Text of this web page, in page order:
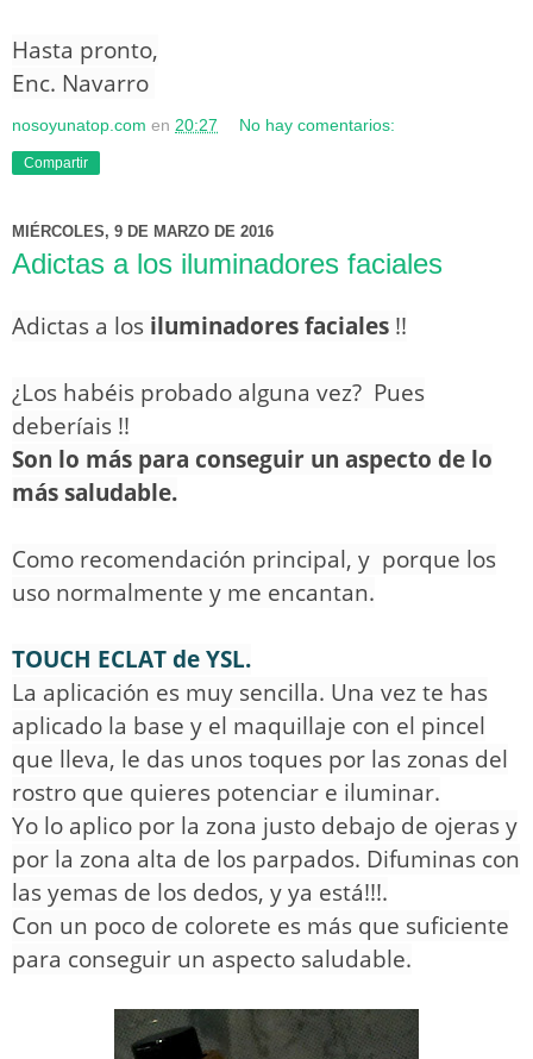
Hasta pronto,
Enc. Navarro
nosoyunatop.com en 20:27 No hay comentarios:
Compartir
MIÉRCOLES, 9 DE MARZO DE 2016
Adictas a los iluminadores faciales
Adictas a los iluminadores faciales !!
¿Los habéis probado alguna vez? Pues
deberíais !!
Son lo más para conseguir un aspecto de lo
más saludable.
Como recomendación principal, y porque los
uso normalmente y me encantan.
TOUCH ECLAT de YSL.
La aplicación es muy sencilla. Una vez te has
aplicado la base y el maquillaje con el pincel
que lleva, le das unos toques por las zonas del
rostro que quieres potenciar e iluminar.
Yo lo aplico por la zona justo debajo de ojeras y
por la zona alta de los parpados. Difuminas con
las yemas de los dedos, y ya está!!!.
Con un poco de colorete es más que suficiente
para conseguir un aspecto saludable.